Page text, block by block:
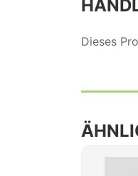
Dieses